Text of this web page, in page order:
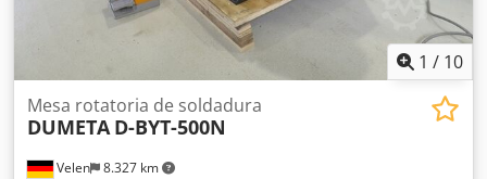
1 / 10
Velen 8.327 km
Mesa rotatoria de soldadura
DUMETA D-BYT-500N